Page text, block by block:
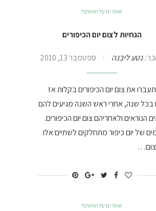
שומרים על המשקל
הנחיות לצום יום הכיפורים
נטע ליבנה ספטמבר 13, 2010
את צום יום הכיפורים בקלות אז
בכל שנה, אחרי ראש השנה מגיעים להם
הנוראים ולאחריהם צום יום הכיפורים.
של יום כיפור מתחלקים לשתיים אלו
שומרים על המשקל